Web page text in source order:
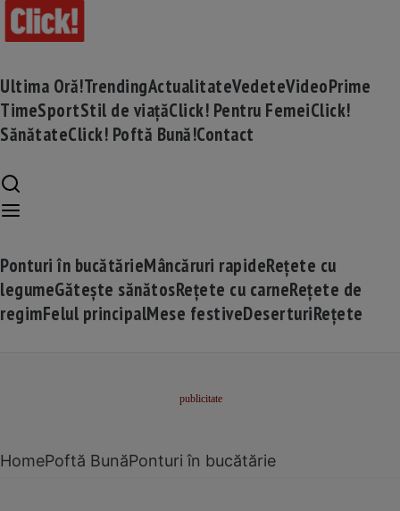
Ultima Oră!TrendingActualitateVedeteVideoPrime
TimeSportStil de viațăClick! Pentru FemeiClick!
SănătateClick! Poftă Bună!Contact
Ponturi în bucătărieMâncăruri rapideRețete cu
legumeGătește sănătosRețete cu carneRețete de
regimFelul principalMese festiveDeserturiRețete
HomePoftă BunăPonturi în bucătărie